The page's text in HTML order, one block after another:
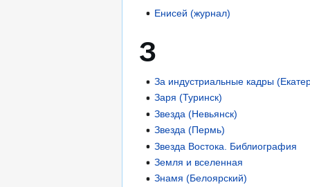
Енисей (журнал)
З
За индустриальные кадры
Заря (Туринск)
Звезда (Невьянск)
Звезда (Пермь)
Звезда Востока. Библиография
Земля и вселенная
Знамя (Белоярский)